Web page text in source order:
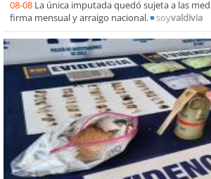
08-08 La única imputada quedó sujeta a las
firma mensual y arraigo nacional.
soyvaldivia